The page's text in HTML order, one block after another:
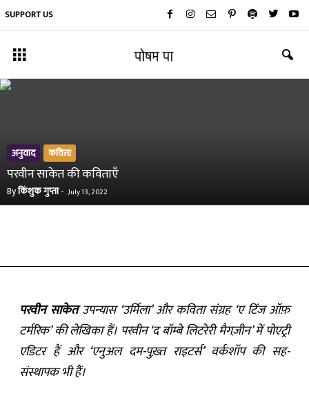
SUPPORT US
अनुवाद कविता
परवीन साकेत की कविताएँ
Byकिंशुक गुप्ता- July 13, 2022
परवीन साकेतउपन्यास ‘उर्मिला’ और कविता संग्रह ‘ए टिंज ऑफ़
टर्मरिक’ की लेखिका हैं। परवीन ‘द बॉम्बे लिटरेरी मैगज़ीन’ में पोएट्री
एडिटर हैं और ‘एनुअल दम-पुख़्त राइटर्स’ वर्कशॉप की सह-
संस्थापक भी हैं।